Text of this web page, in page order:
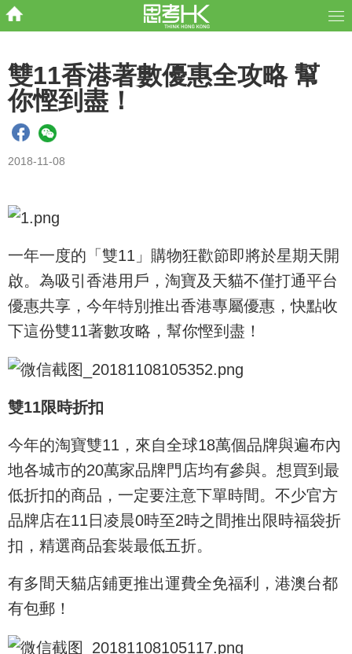
雙11香港著數優惠全攻略 幫
你慳到盡！
2018-11-08
一年一度的「雙11」購物狂歡節即將於星期天開
啟。為吸引香港用戶，淘寶及天貓不僅打通平台
優惠共享，今年特別推出香港專屬優惠，快點收
下這份雙11著數攻略，幫你慳到盡！
雙11限時折扣
今年的淘寶雙11，來自全球18萬個品牌與遍布內
地各城市的20萬家品牌門店均有參與。想買到最
低折扣的商品，一定要注意下單時間。不少官方
品牌店在11日凌晨0時至2時之間推出限時福袋折
扣，精選商品套裝最低五折。
有多間天貓店鋪更推出運費全免福利，港澳台都
有包郵！